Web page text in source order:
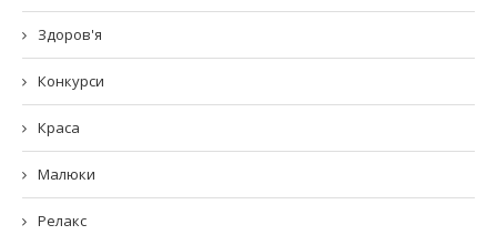
Здоров'я
Конкурси
Краса
Малюки
Релакс